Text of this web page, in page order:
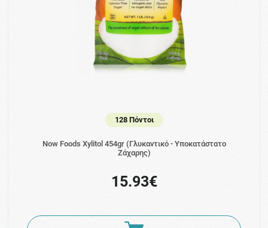
128 Πόντοι
Now Foods Xylitol 454gr (Γλυκαντικό - Υποκατάστατο
Ζάχαρης)
15.93€